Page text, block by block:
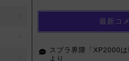
最新コ
スプラ界隈「XP2000
より